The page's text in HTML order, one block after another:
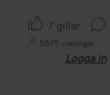
7 gillar
5595 visningar
Logga in